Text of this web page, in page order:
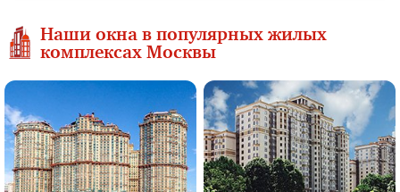
Наши окна в популярных жилых
комплексах Москвы